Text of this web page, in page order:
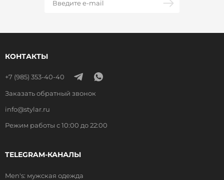
КОНТАКТЫ
+7 (985) 353-40-40
Заказать обратный звонок
info@stylar.ru
Режим работы с 10:00 до 22:00
TELEGRAM-КАНАЛЫ
Men's: мужская одежда